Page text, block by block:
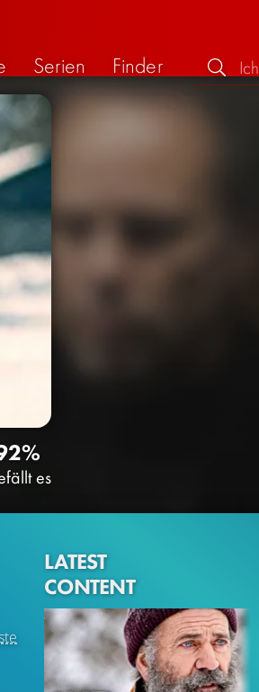
Serien Finder
es
LATEST
CONTENT